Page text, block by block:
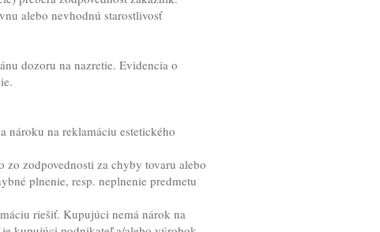
alebo nevhodnú starostlivosť
dozoru na nazretie. Evidencia o
nároku na reklamáciu estetického
zodpovednosti za chyby tovaru alebo
plnenie, resp. neplnenie predmetu
riešiť. Kupujúci nemá nárok na